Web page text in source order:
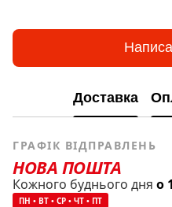
Доставка
ГРАФІК ВІДПРАВЛЕНЬ
НОВА ПОШТА
Кожного буднього дня о
ПН • ВТ • СР • ЧТ • ПТ